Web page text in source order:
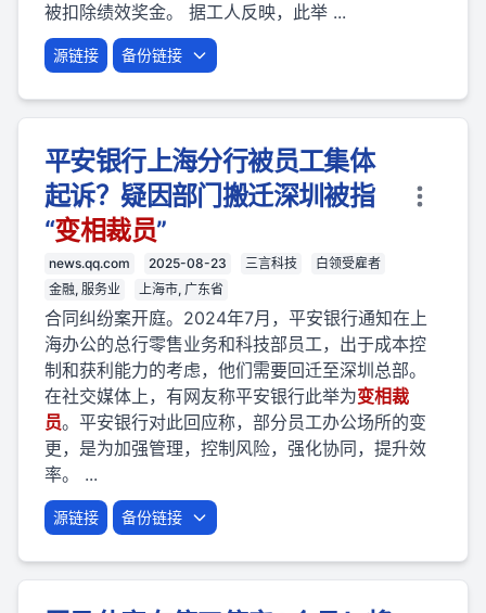
被扣除绩效奖金。 据工人反映，此举 ...
源链接 备份链接
平安银行上海分行被员工集体
起诉？疑因部门搬迁深圳被指
“变相裁员”
news.qq.com 2025-08-23 三言科技
白领受雇者
金融, 服务业
上海市, 广东省
合同纠纷案开庭。2024年7月，平安银行通知在上
海办公的总行零售业务和科技部员工，出于成本控
制和获利能力的考虑，他们需要回迁至深圳总部。
在社交媒体上，有网友称平安银行此举为变相裁
员。平安银行对此回应称，部分员工办公场所的变
更，是为加强管理，控制风险，强化协同，提升效
率。 ...
源链接 备份链接